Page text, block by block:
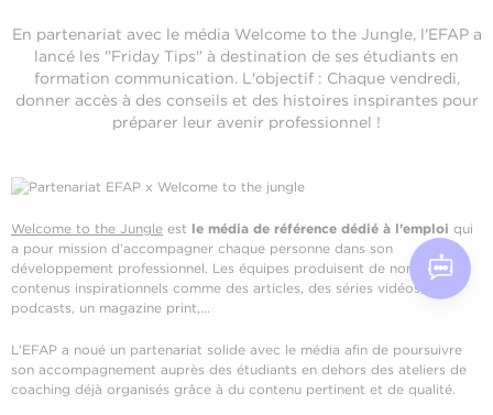
En partenariat avec le média Welcome to the Jungle, l'EFAP a
lancé les "Friday Tips" à destination de ses étudiants en
formation communication. L'objectif : Chaque vendredi,
donner accès à des conseils et des histoires inspirantes pour
préparer leur avenir professionnel !
Welcome to the Jungle est le média de référence dédié à l'emploi qui
a pour mission d’accompagner chaque personne dans son
développement professionnel. Les équipes produisent de nombreux
contenus inspirationnels comme des articles, des séries vidéos, des
podcasts, un magazine print,...
L'EFAP a noué un partenariat solide avec le média afin de poursuivre
son accompagnement auprès des étudiants en dehors des ateliers de
coaching déjà organisés grâce à du contenu pertinent et de qualité.